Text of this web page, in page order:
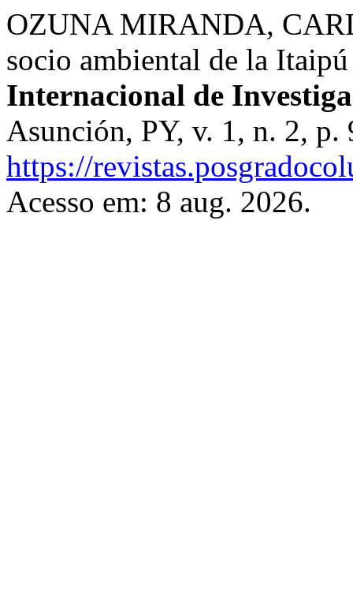
OZUNA MIRANDA,
socio ambiental de la
Internacional de
Asunción, PY, v. 1, n. 2,
https://
Acesso em: 8 aug. 2026.